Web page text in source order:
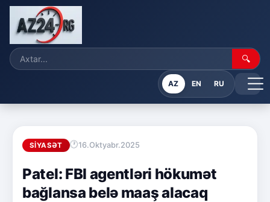
🔍
AZ EN RU
SIYASƏT 16.Oktyabr.2025
Patel: FBI agentləri hökumət
bağlansa belə maaş alacaq